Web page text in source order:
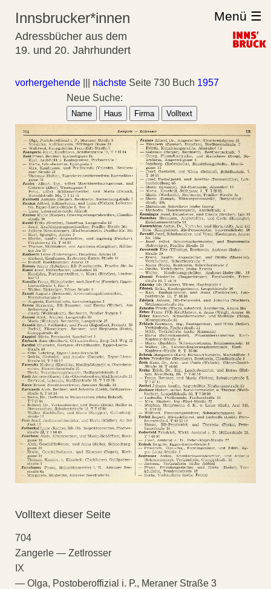
Innsbrucker*innen
Adressbücher aus dem
19. und 20. Jahrhundert
Menü ☰
vorhergehende nächste Seite 730 Buch 1957
Neue Suche:
Name Haus Firma Volltext
Volltext dieser Seite
704
Zangerle — Zetlrosser
IX
— Olga, Postoberoffizial i. P., Meraner Straße 3